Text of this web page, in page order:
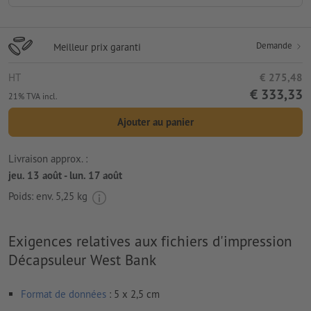
Meilleur prix garanti Demande
HT € 275,48
21% TVA incl. € 333,33
Ajouter au panier
Livraison approx. :
jeu. 13 août - lun. 17 août
Poids: env. 5,25 kg
Exigences relatives aux fichiers d'impression
Décapsuleur West Bank
Format de données : 5 x 2,5 cm